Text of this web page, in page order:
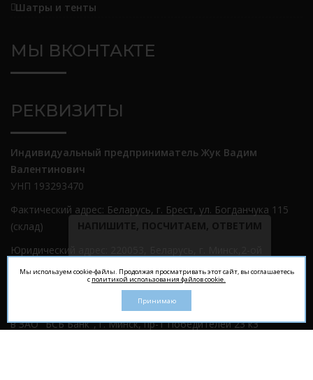
Шатры и тенты
МЫ ВКОНТАКТЕ
РЕКВИЗИТЫ
Индивидуальный предприниматель Жук Вадим
Валентинович
УНП 193293470
Фактический адрес: Беларусь, г. Брест, ул. Богданчука 115
(склад)
Юридический адрес: 220053, Беларусь, г. Минск,2-ой
Сморговский пер д.21
Банковские реквизиты:
р/с BY43UNBS30132113000000000933
в ЗАО "БСБ Банк", г. Минск, пр-т Победителей 23 к3
НАПИШИТЕ, ПОСЧИТАЕМ, ОТВЕТИМ
Viber Telegram Звонок
Звоните:+375 (29) 652-38-77
Мы используем cookie-файлы. Продолжая просматривать этот сайт, вы соглашаетесь
с политикой использования файлов cookie.
Принимаю